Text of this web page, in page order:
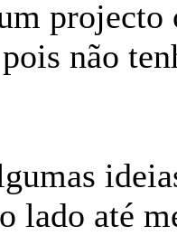
não
lado até